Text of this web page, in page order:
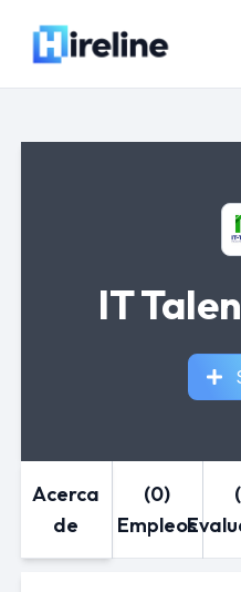
IT
Acerca
de
(0)
Empleos